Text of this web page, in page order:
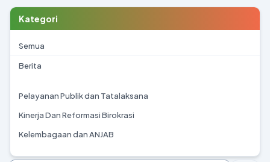
Kategori
Semua
Berita
Pelayanan Publik dan Tatalaksana
Kinerja Dan Reformasi Birokrasi
Kelembagaan dan ANJAB